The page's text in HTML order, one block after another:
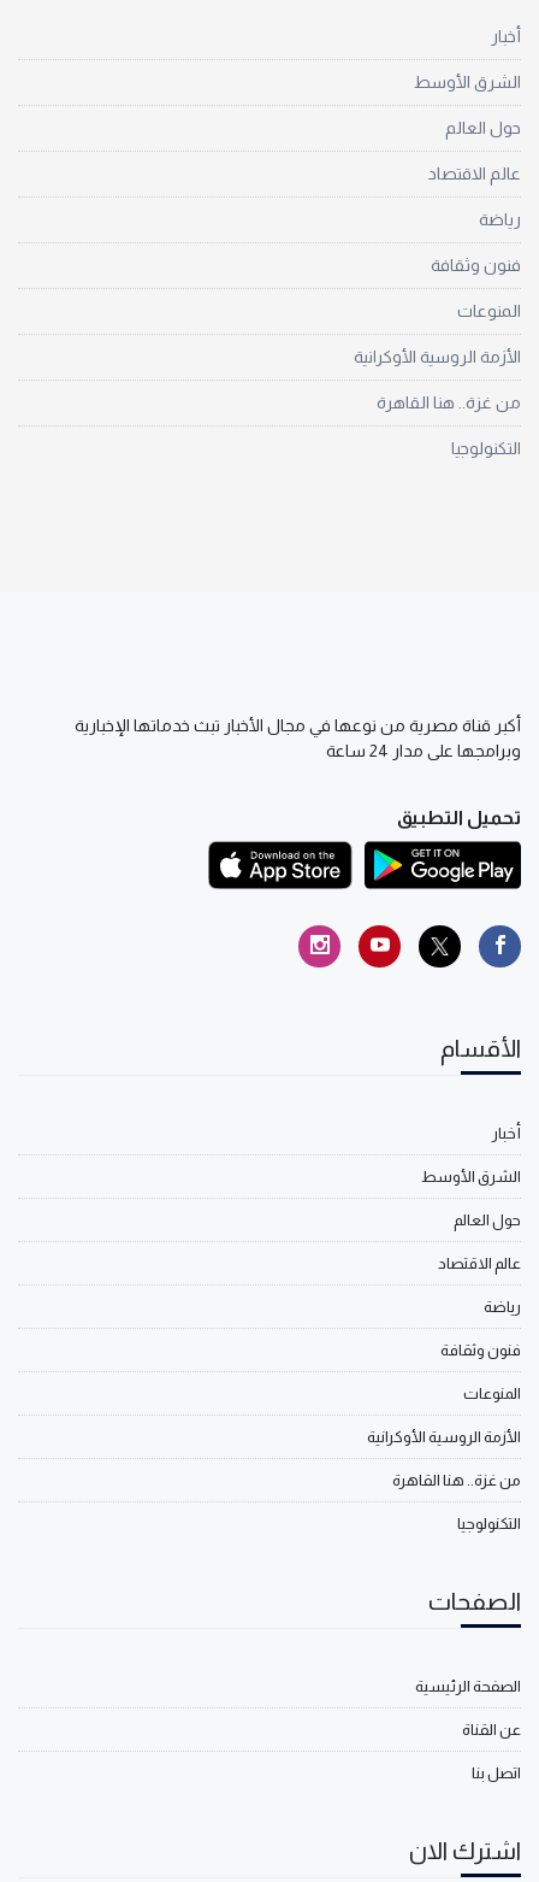
أخبار
الشرق الأوسط
حول العالم
عالم الاقتصاد
رياضة
فنون وثقافة
المنوعات
الأزمة الروسية الأوكرانية
من غزة.. هنا القاهرة
التكنولوجيا
أكبر قناة مصرية من نوعها في مجال الأخبار تبث خدماتها الإخبارية
وبرامجها على مدار 24 ساعة
تحميل التطبيق
الأقسام
أخبار
الشرق الأوسط
حول العالم
عالم الاقتصاد
رياضة
فنون وثقافة
المنوعات
الأزمة الروسية الأوكرانية
من غزة.. هنا القاهرة
التكنولوجيا
الصفحات
الصفحة الرئيسية
عن القناة
اتصل بنا
اشترك الان